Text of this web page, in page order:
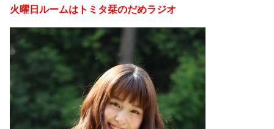
火曜日ルームはトミタ栞のだめラジオ